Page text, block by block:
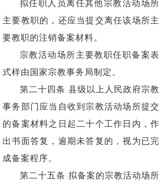
拟任职人员离任其他宗教活动场所
主要教职的，还应当提交离任该场所主
要教职的注销备案材料。
宗教活动场所主要教职任职备案表
式样由国家宗教事务局制定。
第二十四条 县级以上人民政府宗教
事务部门应当自收到宗教活动场所提交
的备案材料之日起二十个工作日内，作
出书面答复，逾期未答复的，视为已完
成备案程序。
第二十五条 拟备案的宗教活动场所